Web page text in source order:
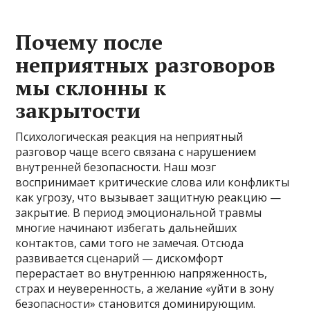
Почему после
неприятных разговоров
мы склонны к
закрытости
Психологическая реакция на неприятный
разговор чаще всего связана с нарушением
внутренней безопасности. Наш мозг
воспринимает критические слова или конфликты
как угрозу, что вызывает защитную реакцию —
закрытие. В период эмоциональной травмы
многие начинают избегать дальнейших
контактов, сами того не замечая. Отсюда
развивается сценарий — дискомфорт
перерастает во внутреннюю напряженность,
страх и неуверенность, а желание «уйти в зону
безопасности» становится доминирующим.